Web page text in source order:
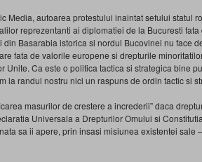
Media, autoarea protestului inaintat sefului statul
reprezentanti ai diplomatiei de la Bucuresti
din Basarabia istorica si nordul Bucovinei nu face
fata de valorile europene si drepturile
Unite. Ca este o politica tactica si strategica bine
la randul nostru nici un raspuns de ordin tactic si
masurilor de crestere a increderii” daca
Universala a Drepturilor Omului si
sa ii apere, prin insasi misiunea existentei sale